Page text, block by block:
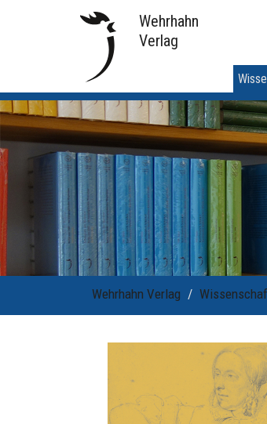
Wehrhahn
Verlag
Wehrhahn Verlag